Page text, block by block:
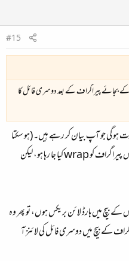
#15
بجائے پیراگراف کے بعد دوسری فائل کا
ہو گی جو آپ بیان کر رہے ہیں۔ (ہو سکتا
پیراگراف کوwrapکیا جا رہا ہو، لیکن
کے بیچ میں ہارڈ لائن بریکس ہوں، تو پھر وہ
کے بیچ میں دوسری فائل کی لائنز آ